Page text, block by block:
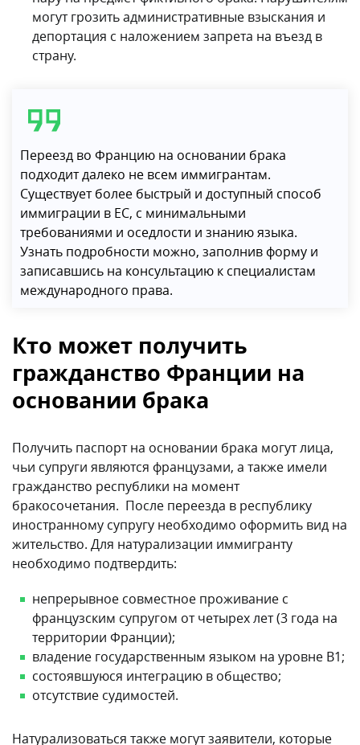
могут грозить административные взыскания и
депортация с наложением запрета на въезд в
страну.
Переезд во Францию на основании брака
подходит далеко не всем иммигрантам.
Существует более быстрый и доступный способ
иммиграции в ЕС, с минимальными
требованиями и оседлости и знанию языка.
Узнать подробности можно, заполнив форму и
записавшись на консультацию к специалистам
международного права.
Кто может получить
гражданство Франции на
основании брака
Получить паспорт на основании брака могут лица,
чьи супруги являются французами, а также имели
гражданство республики на момент
бракосочетания. После переезда в республику
иностранному супругу необходимо оформить вид на
жительство. Для натурализации иммигранту
необходимо подтвердить:
непрерывное совместное проживание с
французским супругом от четырех лет (3 года на
территории Франции);
владение государственным языком на уровне В1;
состоявшуюся интеграцию в общество;
отсутствие судимостей.
Натурализоваться также могут заявители, которые